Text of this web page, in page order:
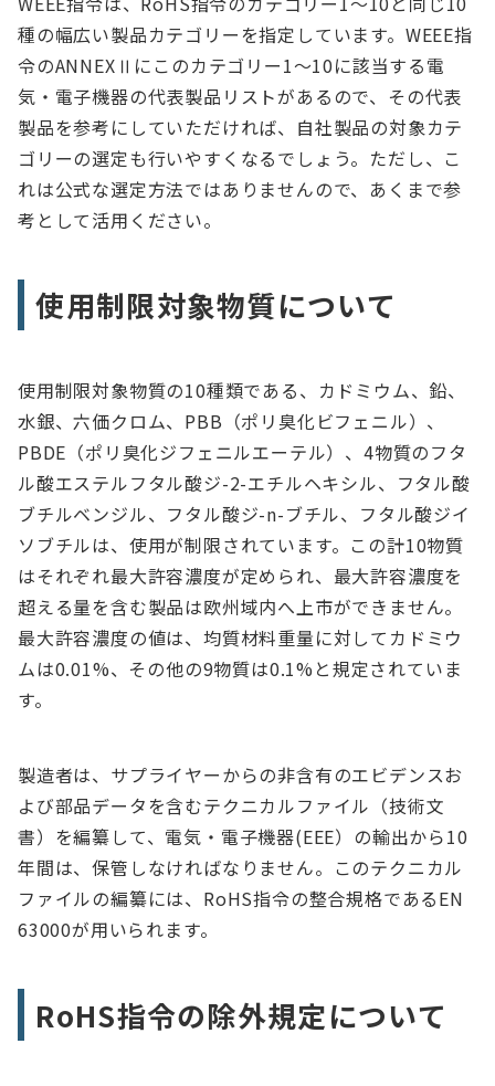
種の幅広い製品カテゴリーを指定しています。WEEE指
令のANNEXⅡにこのカテゴリー1～10に該当する電
気・電子機器の代表製品リストがあるので、その代表
製品を参考にしていただければ、自社製品の対象カテ
ゴリーの選定も行いやすくなるでしょう。ただし、こ
れは公式な選定方法ではありませんので、あくまで参
考として活用ください。
使用制限対象物質について
使用制限対象物質の10種類である、カドミウム、鉛、
水銀、六価クロム、PBB（ポリ臭化ビフェニル）、
PBDE（ポリ臭化ジフェニルエーテル）、4物質のフタ
ル酸エステルフタル酸ジ-2-エチルヘキシル、フタル酸
ブチルベンジル、フタル酸ジ-n-ブチル、フタル酸ジイ
ソブチルは、使用が制限されています。この計10物質
はそれぞれ最大許容濃度が定められ、最大許容濃度を
超える量を含む製品は欧州域内へ上市ができません。
最大許容濃度の値は、均質材料重量に対してカドミウ
ムは0.01%、その他の9物質は0.1%と規定されていま
す。
製造者は、サプライヤーからの非含有のエビデンスお
よび部品データを含むテクニカルファイル（技術文
書）を編纂して、電気・電子機器(EEE）の輸出から10
年間は、保管しなければなりません。このテクニカル
ファイルの編纂には、RoHS指令の整合規格であるEN
63000が用いられます。
RoHS指令の除外規定について